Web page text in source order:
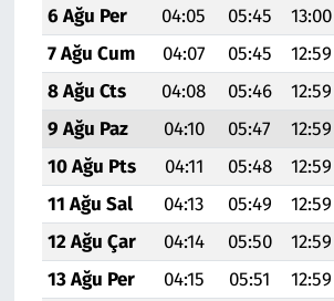
6 Ağu Per
04:05 05:45 13:00
7 Ağu Cum
04:07 05:45 12:59
8 Ağu Cts
04:08 05:46 12:59
9 Ağu Paz
04:10 05:47 12:59
10 Ağu Pts
04:11 05:48 12:59
11 Ağu Sal
04:13 05:49 12:59
12 Ağu Çar
04:14 05:50 12:59
13 Ağu Per
04:15 05:51 12:59